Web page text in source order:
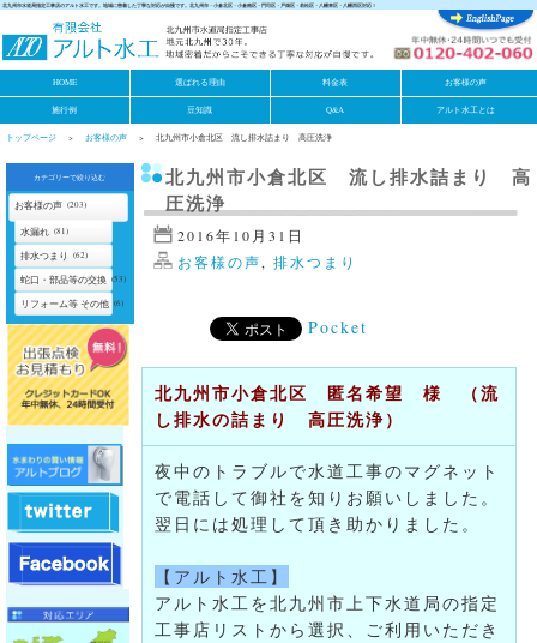
北九州市水道局指定工事店のアルト水工です。地域に密着した丁寧な対応が自慢です。北九州市・小倉北区・小倉南区・門司区・戸畑区・若松区・八幡東区・八幡西区対応！
HOME 選ばれる理由 料金表 お客様の声
施行例 豆知識 Q&A アルト水工とは
トップページ お客様の声 北九州市小倉北区 流し排水詰まり 高圧洗浄
カテゴリーで絞り込む
お客様の声 (203)
水漏れ (81)
排水つまり (62)
蛇口・部品等の交換 (53)
リフォーム等 その他 (6)
北九州市小倉北区 流し排水詰まり 高
圧洗浄
2016年10月31日
お客様の声,排水つまり
Pocket
北九州市小倉北区 匿名希望 様 （流
し排水の詰まり 高圧洗浄）
夜中のトラブルで水道工事のマグネット
で電話して御社を知りお願いしました。
翌日には処理して頂き助かりました。
【アルト水工】
アルト水工を北九州市上下水道局の指定
工事店リストから選択、ご利用いただき